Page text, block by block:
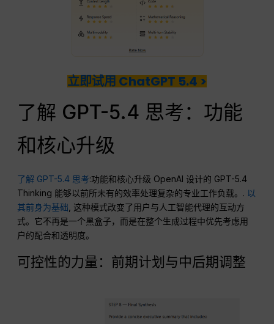
立即试用 ChatGPT 5.4 >
了解 GPT-5.4 思考：功能
和核心升级
了解 GPT-5.4 思考:功能和核心升级 OpenAI 设计的 GPT-5.4
Thinking 能够以前所未有的效率处理复杂的专业工作负载。. 以
其前身为基础 , 这种模式改变了用户与人工智能代理的互动方
式。它不再是一个黑盒子，而是在整个生成过程中优先考虑用
户的配合和透明度。
可控性的力量：前期计划与中后期调整